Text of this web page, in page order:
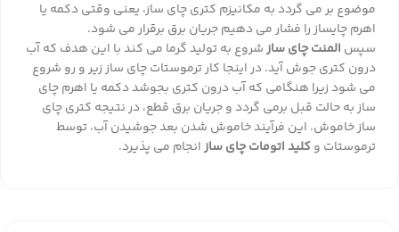
موضوع بر می گردد به مکانیزم کتری چای ساز، یعنی وقتی دکمه یا
اهرم چایساز را فشار می دهیم جریان برق برقرار می شود.
سپس المنت چای سازشروع به تولید گرما می کند با این هدف که آب
درون کتری جوش آید. در اینجا کار ترموستات چای ساز زیر و رو شروع
می شود زیرا هنگامی که آب درون کتری بجوشد دکمه یا اهرم چای
ساز به حالت قبل برمی گردد و جریان برق قطع، در نتیجه کتری چای
ساز خاموش. این فرآیند خاموش شدن بعد جوشیدن آب، توسط
ترموستات وکلید اتومات چای سازانجام می پذیرد.